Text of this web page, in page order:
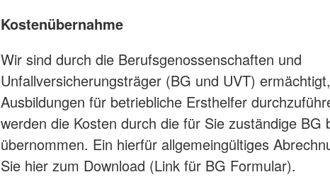
Kostenübernahme
Wir sind durch die Berufsgenossenschaften und
Unfallversicherungsträger (BG und UVT)
Ausbildungen für betriebliche Ersthelfer
werden die Kosten durch die für Sie zuständige BG
übernommen. Ein hierfür allgemeingültiges
Sie hier zum Download (Link für BG Formular).